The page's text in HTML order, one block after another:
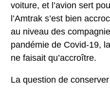
voiture, et l’avion sert
l’Amtrak s’est bien
au niveau des
pandémie de Covid-19,
ne faisait qu’accroître.
La question de